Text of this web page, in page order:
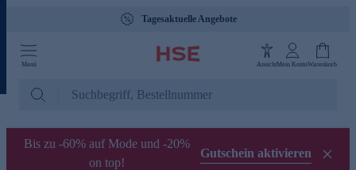
Tagesaktuelle Angebote
Menü AnsichtMein KontoWarenkorb
Bis zu -60% auf Mode und -20%
on top!
Gutschein aktivieren